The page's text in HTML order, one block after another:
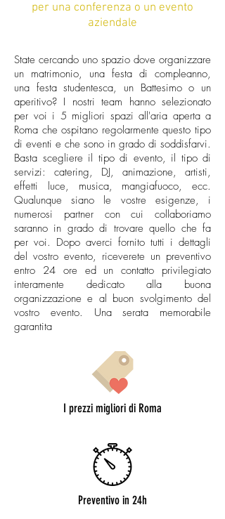
per una conferenza o un evento
aziendale
State cercando uno spazio dove organizzare
un matrimonio, una festa di compleanno,
una festa studentesca, un Battesimo o un
aperitivo? I nostri team hanno selezionato
per voi i 5 migliori spazi all'aria aperta a
Roma che ospitano regolarmente questo tipo
di eventi e che sono in grado di soddisfarvi.
Basta scegliere il tipo di evento, il tipo di
servizi: catering, DJ, animazione, artisti,
effetti luce, musica, mangiafuoco, ecc.
Qualunque siano le vostre esigenze, i
numerosi partner con cui collaboriamo
saranno in grado di trovare quello che fa
per voi. Dopo averci fornito tutti i dettagli
del vostro evento, riceverete un preventivo
entro 24 ore ed un contatto privilegiato
interamente dedicato alla buona
organizzazione e al buon svolgimento del
vostro evento. Una serata memorabile
garantita
I prezzi migliori di Roma
Preventivo in 24h